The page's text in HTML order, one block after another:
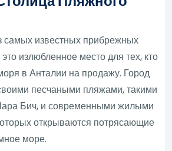
самых известных прибрежных
излюбленное место для тех, кто
в Анталии на продажу. Город
песчаными пляжами, такими
Бич, и современными жилыми
открываются потрясающие
море.